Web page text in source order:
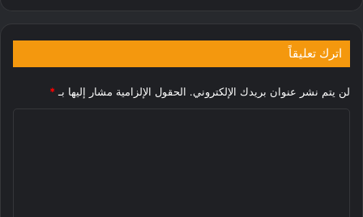
اترك تعليقاً
لن يتم نشر عنوان بريدك الإلكتروني. الحقول الإلزامية مشار إليها بـ *